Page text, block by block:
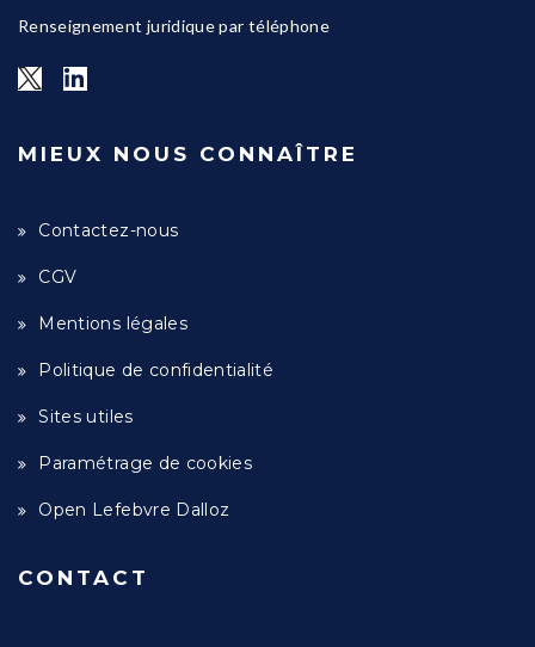
Renseignement juridique par téléphone
MIEUX NOUS CONNAÎTRE
Contactez-nous
CGV
Mentions légales
Politique de confidentialité
Sites utiles
Paramétrage de cookies
Open Lefebvre Dalloz
CONTACT